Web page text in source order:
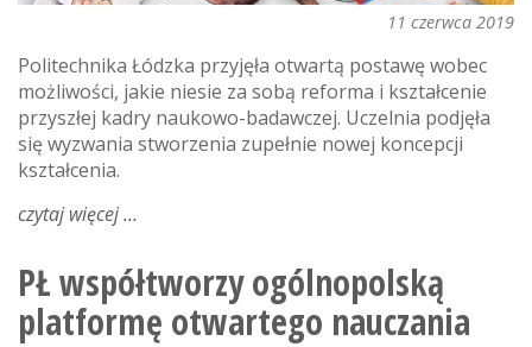
11 czerwca 2019
Politechnika Łódzka przyjęła otwartą postawę wobec
możliwości, jakie niesie za sobą reforma i kształcenie
przyszłej kadry naukowo-badawczej. Uczelnia podjęła
się wyzwania stworzenia zupełnie nowej koncepcji
kształcenia.
czytaj więcejo
interdyscyplinarna
szkoła
doktorska
PŁ współtworzy ogólnopolską
platformę otwartego nauczania